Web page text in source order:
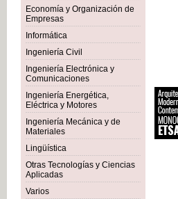
Economía y Organización de
Empresas
Informática
Ingeniería Civil
Ingeniería Electrónica y
Comunicaciones
Ingeniería Energética,
Eléctrica y Motores
Ingeniería Mecánica y de
Materiales
Lingüística
Otras Tecnologías y Ciencias
Aplicadas
Varios